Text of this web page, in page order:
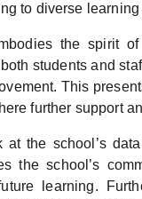
to diverse learning
the spirit
students and
This
further support
at the school’s
the school’s
learning.